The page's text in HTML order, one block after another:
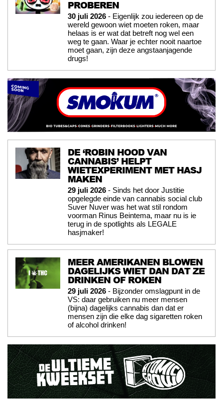
PROBEREN
30 juli 2026 - Eigenlijk zou iedereen op de
wereld gewoon wiet moeten roken, maar
helaas is er wat dat betreft nog wel een
weg te gaan. Waar je echter nooit naartoe
moet gaan, zijn deze angstaanjagende
drugs!
DE ‘ROBIN HOOD VAN
CANNABIS’ HELPT
WIETEXPERIMENT MET HASJ
MAKEN
29 juli 2026 - Sinds het door Justitie
opgelegde einde van cannabis social club
Suver Nuver was het wat stil rondom
voorman Rinus Beintema, maar nu is ie
terug in de spotlights als LEGALE
hasjmaker!
MEER AMERIKANEN BLOWEN
DAGELIJKS WIET DAN DAT ZE
DRINKEN OF ROKEN
29 juli 2026 - Bijzonder omslagpunt in de
VS: daar gebruiken nu meer mensen
(bijna) dagelijks cannabis dan dat er
mensen zijn die elke dag sigaretten roken
of alcohol drinken!